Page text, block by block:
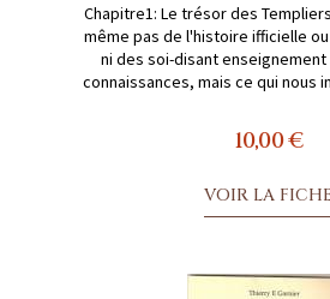
Chapitre1: Le trésor des
même pas de l'histoire ifficielle
ni des soi-disant
connaissances, mais ce qui nous
10,00 €
VOIR LA